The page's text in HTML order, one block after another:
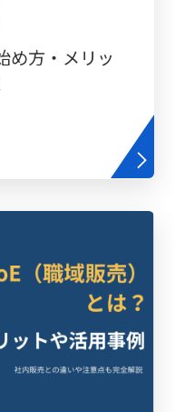
め方・メリッ